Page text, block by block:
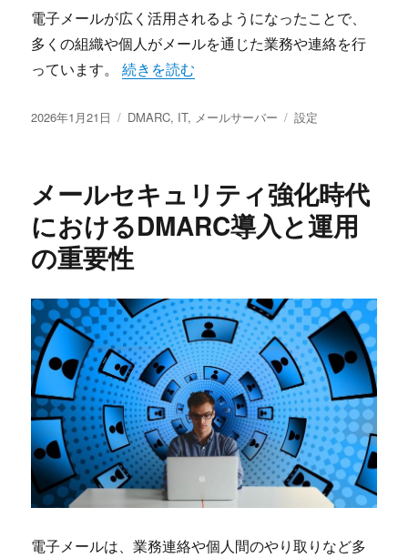
電子メールが広く活用されるようになったことで、
多くの組織や個人がメールを通じた業務や連絡を行
っています。“DMARC導入で強化する組織のメール認証
続きを読む
投
2026年1月21日
カ
ー
DMARC, IT, メールサーバー
タ
設定
メールセキュリティ強化時代
におけるDMARC導入と運用
の重要性
電子メールは、業務連絡や個人間のやり取りなど多